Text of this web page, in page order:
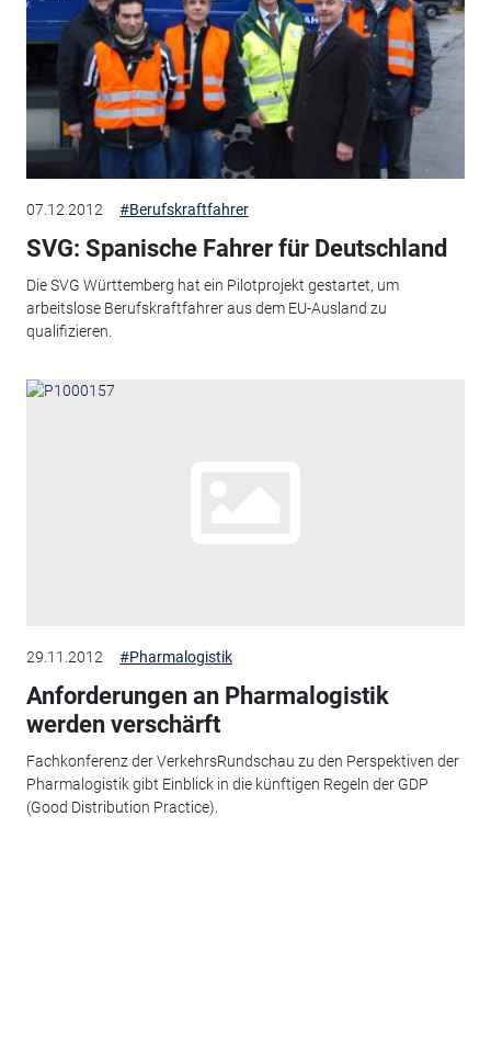
07.12.2012 #Berufskraftfahrer
SVG: Spanische Fahrer für Deutschland
Die SVG Württemberg hat ein Pilotprojekt gestartet, um
arbeitslose Berufskraftfahrer aus dem EU-Ausland zu
qualifizieren.
29.11.2012 #Pharmalogistik
Anforderungen an Pharmalogistik
werden verschärft
Fachkonferenz der VerkehrsRundschau zu den Perspektiven der
Pharmalogistik gibt Einblick in die künftigen Regeln der GDP
(Good Distribution Practice).